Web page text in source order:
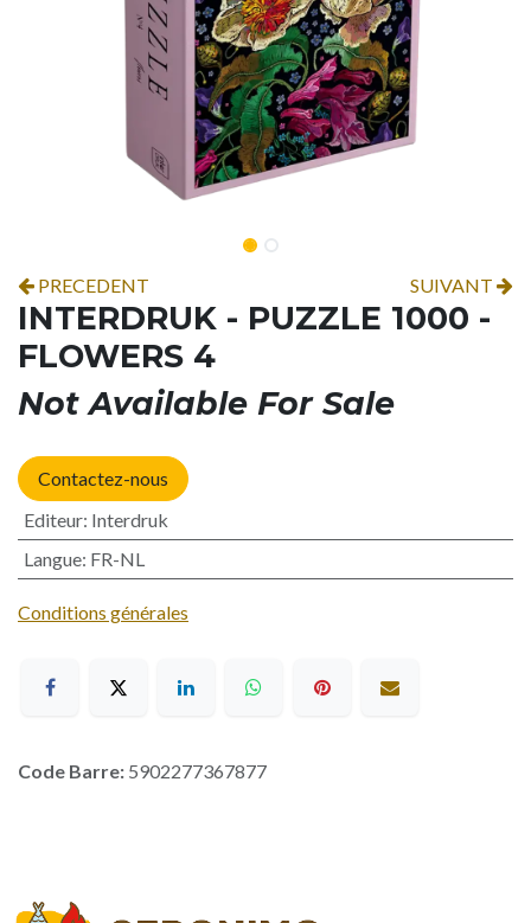
PRECEDENT SUIVANT
INTERDRUK - PUZZLE 1000 -
FLOWERS 4
Not Available For Sale
Contactez-nous
Editeur: Interdruk
Langue: FR-NL
Conditions générales
Code Barre: 5902277367877